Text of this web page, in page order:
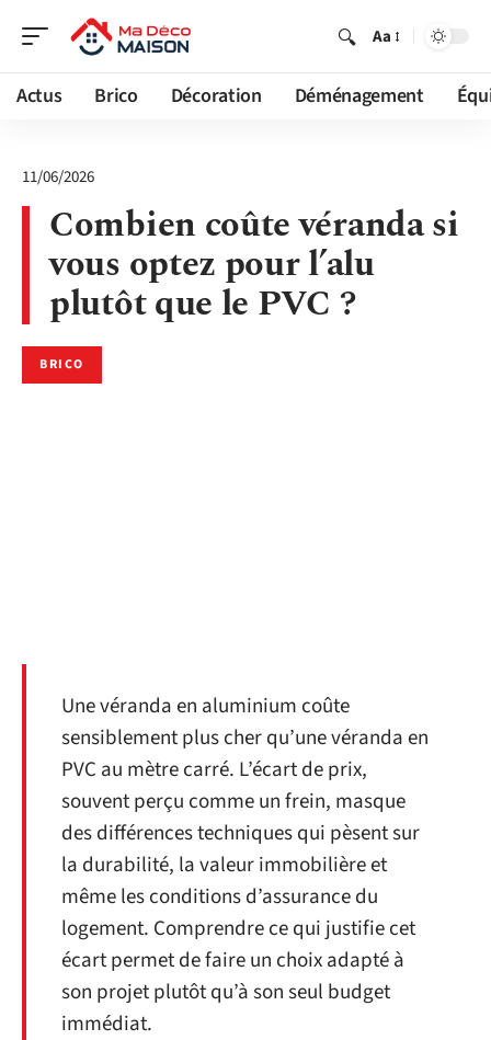
Aa
Actus Brico Décoration Déménagement
11/06/2026
Combien coûte véranda si
vous optez pour l’alu
plutôt que le PVC ?
BRICO
Une véranda en aluminium coûte
sensiblement plus cher qu’une véranda en
PVC au mètre carré. L’écart de prix,
souvent perçu comme un frein, masque
des différences techniques qui pèsent sur
la durabilité, la valeur immobilière et
même les conditions d’assurance du
logement. Comprendre ce qui justifie cet
écart permet de faire un choix adapté à
son projet plutôt qu’à son seul budget
immédiat.